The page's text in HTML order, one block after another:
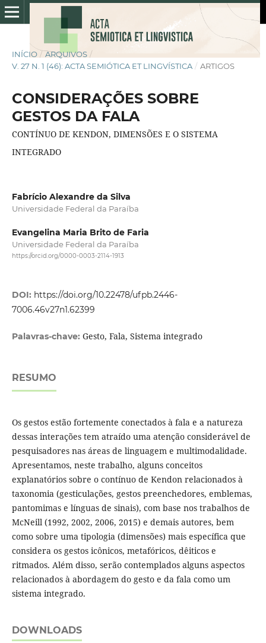
INÍCIO / ARQUIVOS /
V. 27 N. 1 (46): ACTA SEMIÓTICA ET LINGVÍSTICA / ARTIGOS
CONSIDERAÇÕES SOBRE
GESTOS DA FALA
CONTÍNUO DE KENDON, DIMENSÕES E O SISTEMA
INTEGRADO
Fabrício Alexandre da Silva
Universidade Federal da Paraíba
Evangelina Maria Brito de Faria
Universidade Federal da Paraíba
https://orcid.org/0000-0003-2114-1913
DOI: https://doi.org/10.22478/ufpb.2446-
7006.46v27n1.62399
Palavras-chave: Gesto, Fala, Sistema integrado
RESUMO
Os gestos estão fortemente conectados à fala e a natureza
dessas interações tem atraído uma atenção considerável de
pesquisadores nas áreas de linguagem e multimodalidade.
Apresentamos, neste trabalho, alguns conceitos
explanatórios sobre o contínuo de Kendon relacionados à
taxonomia (gesticulações, gestos preenchedores, emblemas,
pantomimas e línguas de sinais), com base nos trabalhos de
McNeill (1992, 2002, 2006, 2015) e demais autores, bem
como sobre uma tipologia (dimensões) mais específica que
considera os gestos icônicos, metafóricos, dêiticos e
ritmados. Além disso, serão contemplados alguns aspectos
relacionados à abordagem do gesto e da fala como um
sistema integrado.
DOWNLOADS